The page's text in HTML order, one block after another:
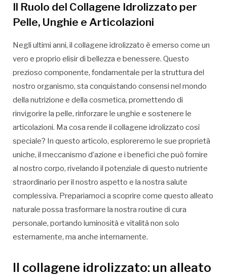
Il Ruolo del Collagene Idrolizzato per
Pelle, Unghie e Articolazioni
Negli ultimi anni, il collagene idrolizzato è emerso come un
vero e proprio elisir di bellezza e benessere. Questo
prezioso componente, fondamentale per la struttura del
nostro organismo, sta conquistando consensi nel mondo
della nutrizione e della cosmetica, promettendo di
rinvigorire la pelle, rinforzare le unghie e sostenere le
articolazioni. Ma cosa rende il collagene idrolizzato così
speciale? In questo articolo, esploreremo le sue proprietà
uniche, il meccanismo d’azione e i benefici che può fornire
al nostro corpo, rivelando il potenziale di questo nutriente
straordinario per il nostro aspetto e la nostra salute
complessiva. Prepariamoci a scoprire come questo alleato
naturale possa trasformare la nostra routine di cura
personale, portando luminosità e vitalità non solo
esternamente, ma anche internamente.
Il collagene idrolizzato: un alleato